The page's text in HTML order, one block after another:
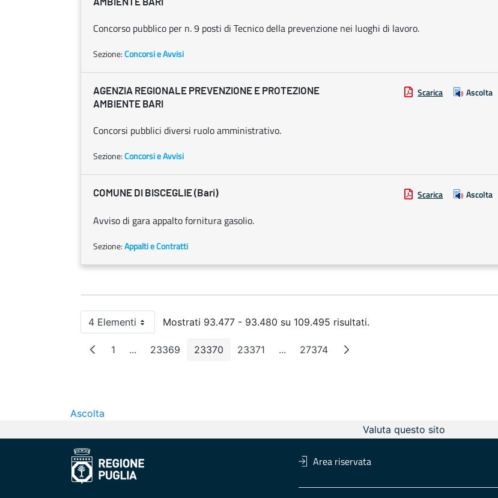
AMBIENTE BARI
Concorso pubblico per n. 9 posti di Tecnico della prevenzione nei luoghi di lavoro.
Sezione:Concorsi e Avvisi
AGENZIA REGIONALE PREVENZIONE E PROTEZIONE
AMBIENTE BARI
Scarica Ascolta
Concorsi pubblici diversi ruolo amministrativo.
Sezione:Concorsi e Avvisi
COMUNE DI BISCEGLIE (Bari) Scarica Ascolta
Avviso di gara appalto fornitura gasolio.
Sezione:Appalti e Contratti
4 ElementiPer paginaMostrati 93.477 - 93.480 su 109.495 risultati.
Pagina
1 ...Pagine intermedie
Pagina
23369 Pagina
23370 Pagina
23371 ...Pagine intermedie
Pagina
27374
Ascolta
Valuta questo sito
Area riservata